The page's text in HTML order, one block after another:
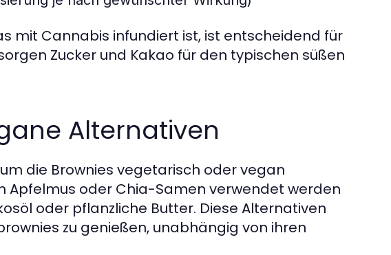
mit Cannabis infundiert ist, ist entscheidend für
Zucker und Kakao für den typischen süßen
Alternativen
die Brownies vegetarisch oder vegan
Apfelmus oder Chia-Samen verwendet werden
oder pflanzliche Butter. Diese Alternativen
zu genießen, unabhängig von ihren